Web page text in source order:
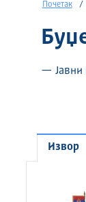
Почетак
— Јавни
Извор